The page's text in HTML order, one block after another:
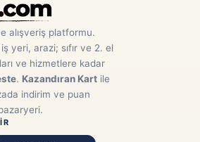
alışveriş platformu.
yeri, arazi; sıfır ve 2. el
ve hizmetlere kadar
. Kazandıran Kart ile
indirim ve puan